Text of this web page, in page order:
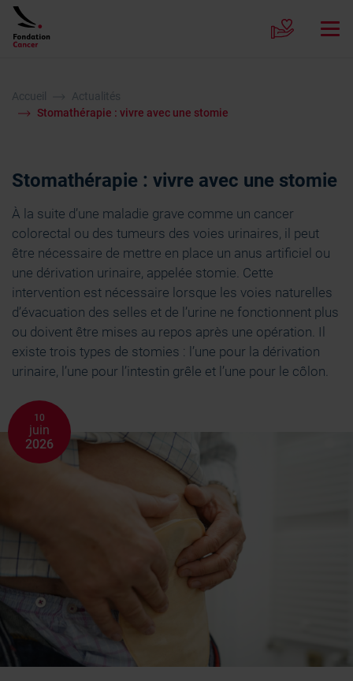
Accueil
Actualités
Stomathérapie : vivre avec une stomie
Stomathérapie : vivre avec une stomie
À la suite d’une maladie grave comme un cancer
colorectal ou des tumeurs des voies urinaires, il peut
être nécessaire de mettre en place un anus artificiel ou
une dérivation urinaire, appelée stomie. Cette
intervention est nécessaire lorsque les voies naturelles
d’évacuation des selles et de l’urine ne fonctionnent plus
ou doivent être mises au repos après une opération. Il
existe trois types de stomies : l’une pour la dérivation
urinaire, l’une pour l’intestin grêle et l’une pour le côlon.
10
juin
2026